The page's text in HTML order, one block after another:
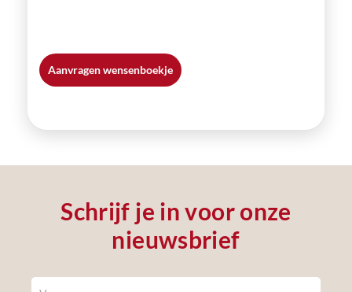
Aanvragen wensenboekje
Schrijf je in voor onze
nieuwsbrief
Newsletter